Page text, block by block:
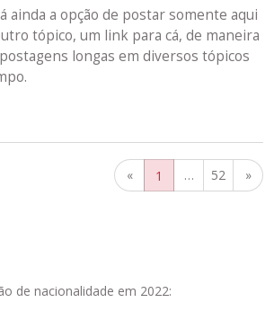
ainda a opção de postar somente aqui
tópico, um link para cá, de maneira
longas em diversos tópicos
« 1 … 52 »
de nacionalidade em 2022: